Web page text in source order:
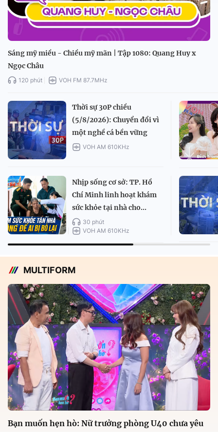
Sáng mỹ miều - Chiều mỹ mãn | Tập 1080: Quang Huy x
Ngọc Châu
120 phút VOH FM 87.7MHz
Thời sự 30P chiều
(5/8/2026): Chuyển đổi vì
một nghề cá bền vững
VOH AM 610KHz
Nhịp sống cơ sở: TP. Hồ
Chí Minh linh hoạt khám
sức khỏe tại nhà cho...
30 phút
VOH AM 610KHz
MULTIFORM
Bạn muốn hẹn hò: Nữ trưởng phòng U40 chưa yêu